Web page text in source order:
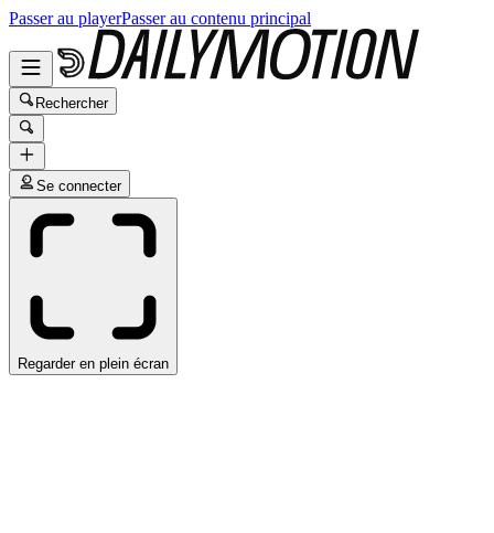
Passer au playerPasser au contenu principal
Rechercher
Se connecter
Regarder en plein écran